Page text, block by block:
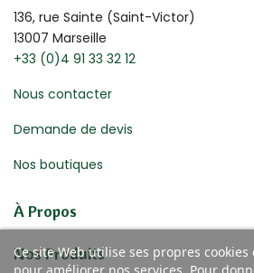
136, rue Sainte (Saint-Victor)
13007 Marseille
+33 (0)4 91 33 32 12
Nous contacter
Demande de devis
Nos boutiques
À Propos
Nos Produits
Ce site Web utilise ses propres